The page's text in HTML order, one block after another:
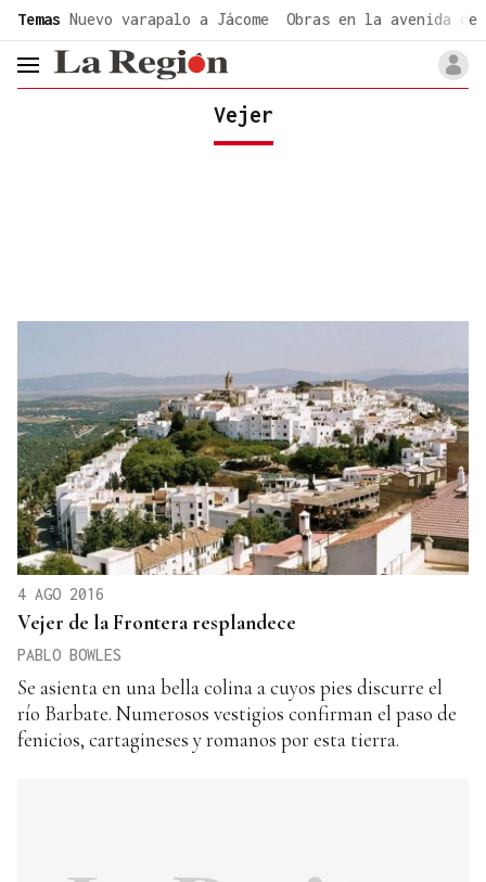
Temas Nuevo varapalo a Jácome Obras en la avenida de
header.menu.open
Vejer
4 AGO 2016
Vejer de la Frontera resplandece
PABLO BOWLES
Se asienta en una bella colina a cuyos pies discurre el
río Barbate. Numerosos vestigios confirman el paso de
fenicios, cartagineses y romanos por esta tierra.